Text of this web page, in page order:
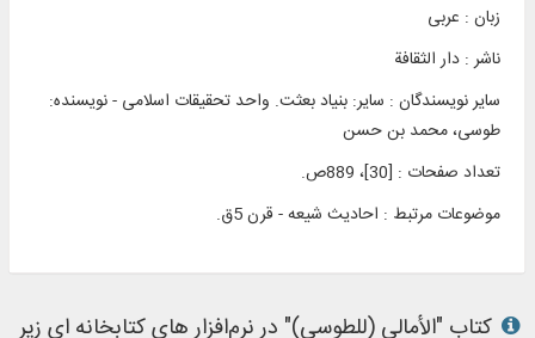
زبان : عربی
ناشر : دار الثقافة
سایر نویسندگان : سایر: بنیاد بعثت. واحد تحقیقات اسلامی - نویسنده:
طوسی، محمد بن حسن
تعداد صفحات : [30]، 889ص.
موضوعات مرتبط : احادیث شیعه - قرن 5ق.
کتاب "الأمالي (للطوسي)" در نرم‌افزار های کتابخانه ای زیر